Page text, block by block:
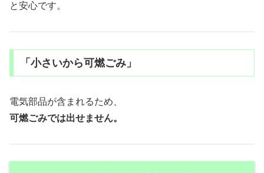
と安心です。
「小さいから可燃ごみ」
電気部品が含まれるため、
可燃ごみでは出せません。